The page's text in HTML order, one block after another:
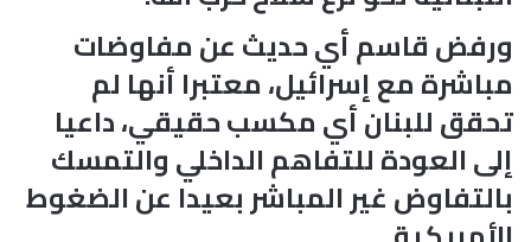
ورفض قاسم أي حديث عن مفاوضات
مباشرة مع إسرائيل، معتبرا أنها لم
تحقق للبنان أي مكسب حقيقي، داعيا
إلى العودة للتفاهم الداخلي والتمسك
بالتفاوض غير المباشر بعيدا عن الضغوط